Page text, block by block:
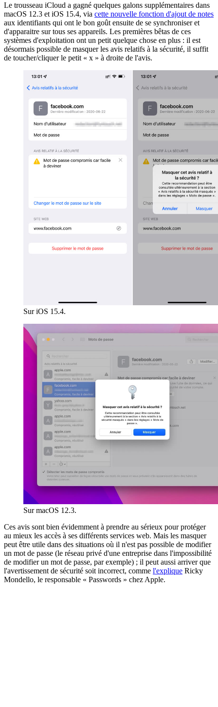
Le trousseau iCloud a gagné quelques galons supplémentaires dans
macOS 12.3 et iOS 15.4, via cette nouvelle fonction d'ajout de notes
aux identifiants qui ont le bon goût ensuite de se synchroniser et
d'apparaitre sur tous ses appareils. Les premières bêtas de ces
systèmes d'exploitation ont un petit quelque chose en plus : il est
désormais possible de masquer les avis relatifs à la sécurité, il suffit
de toucher/cliquer le petit « x » à droite de l'avis.
Sur iOS 15.4.
Sur macOS 12.3.
Ces avis sont bien évidemment à prendre au sérieux pour protéger
au mieux les accès à ses différents services web. Mais les masquer
peut être utile dans des situations où il n'est pas possible de modifier
un mot de passe (le réseau privé d'une entreprise dans l'impossibilité
de modifier un mot de passe, par exemple) ; il peut aussi arriver que
l'avertissement de sécurité soit incorrect, comme l'explique Ricky
Mondello, le responsable « Passwords » chez Apple.